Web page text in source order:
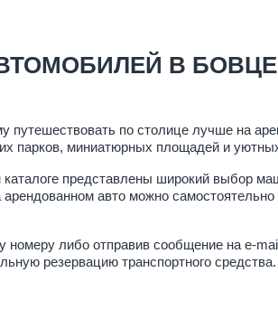
В БОВЦЕ
путешествовать по столице лучше на
парков, миниатюрных площадей и
представлены широкий выбор
авто можно
номеру либо отправив сообщение на e-
резервацию транспортного средства.